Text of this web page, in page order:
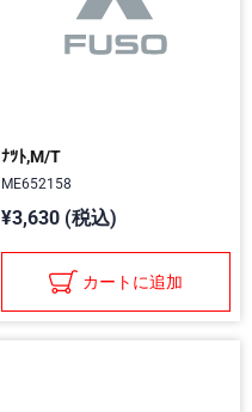
ﾅﾂﾄ,M/T
ME652158
¥3,630 (税込)
カートに追加